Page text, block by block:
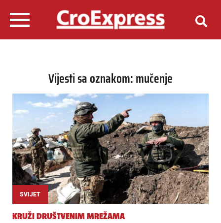
Vijesti sa oznakom: mučenje
SVIJET
KRUŽI DRUŠTVENIM MREŽAMA